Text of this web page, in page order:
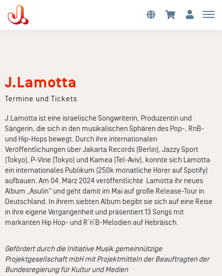
J.Lamotta
Termine und Tickets
J.Lamotta ist eine israelische Songwriterin, Produzentin und
Sängerin, die sich in den musikalischen Sphären des Pop-, RnB-
und Hip-Hops bewegt. Durch ihre internationalen
Veröffentlichungen über Jakarta Records (Berlin), Jazzy Sport
(Tokyo), P-Vine (Tokyo) und Kamea (Tel-Aviv), konnte sich Lamotta
ein internationales Publikum (250k monatliche Hörer auf Spotify)
aufbauen. Am 04. März 2024 veröffentlichte Lamotta ihr neues
Album „Asulin“ und geht damit im Mai auf große Release-Tour in
Deutschland. In ihrem siebten Album begibt sie sich auf eine Reise
in ihre eigene Vergangenheit und präsentiert 13 Songs mit
markanten Hip Hop- und R’n’B-Melodien auf Hebräisch.
Gefördert durch die Initiative Musik gemeinnützige
Projektgesellschaft mbH mit Projektmitteln der Beauftragten der
Bundesregierung für Kultur und Medien